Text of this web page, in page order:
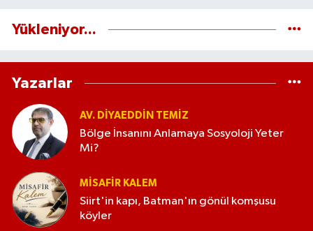
Yükleniyor...
Yazarlar
AV. DIYAEDDIN TEMIZ
Bölge İnsanını Anlamaya Sosyoloji Yeter
Mi?
MISAFIR KALEM
Siirt'in kapı, Batman'ın gönül komşusu
köyler